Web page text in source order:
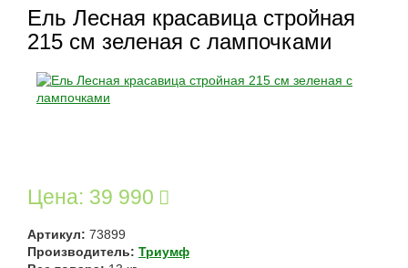
Ель Лесная красавица стройная
215 см зеленая с лампочками
Цена: 39 990
Артикул: 73899
Производитель: Триумф